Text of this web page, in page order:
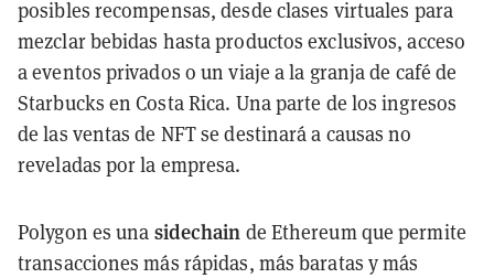
posibles recompensas, desde clases virtuales para
mezclar bebidas hasta productos exclusivos, acceso
a eventos privados o un viaje a la granja de café de
Starbucks en Costa Rica. Una parte de los ingresos
de las ventas de NFT se destinará a causas no
reveladas por la empresa.
Polygon es una sidechain de Ethereum que permite
transacciones más rápidas, más baratas y más